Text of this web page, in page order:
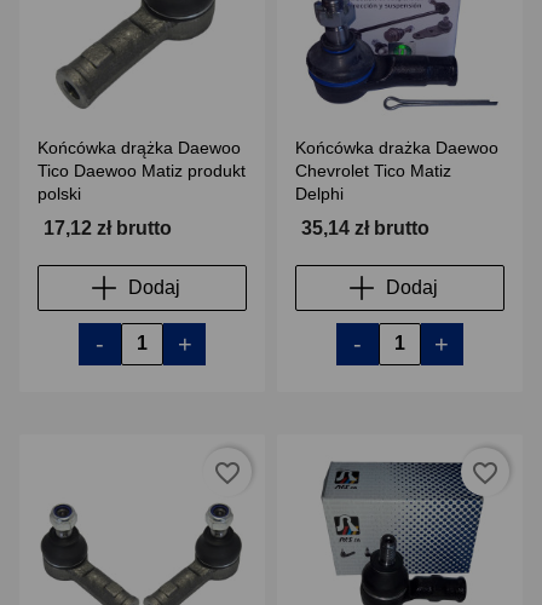
Końcówka drążka Daewoo
Tico Daewoo Matiz produkt
polski
17,12 zł brutto
Dodaj
- +
Końcówka drażka Daewoo
Chevrolet Tico Matiz
Delphi
35,14 zł brutto
Dodaj
- +
favorite_border favorite_border